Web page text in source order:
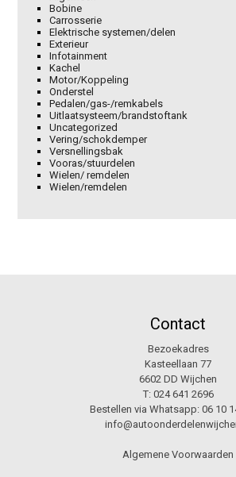
Bobine
Carrosserie
Elektrische systemen/delen
Exterieur
Infotainment
Kachel
Motor/Koppeling
Onderstel
Pedalen/gas-/remkabels
Uitlaatsysteem/brandstoftank
Uncategorized
Vering/schokdemper
Versnellingsbak
Vooras/stuurdelen
Wielen/ remdelen
Wielen/remdelen
Contact
Bezoekadres
Kasteellaan 77
6602 DD Wijchen
T: 024 641 2696
Bestellen via Whatsapp: 06 10
Algemene Voorwaarden